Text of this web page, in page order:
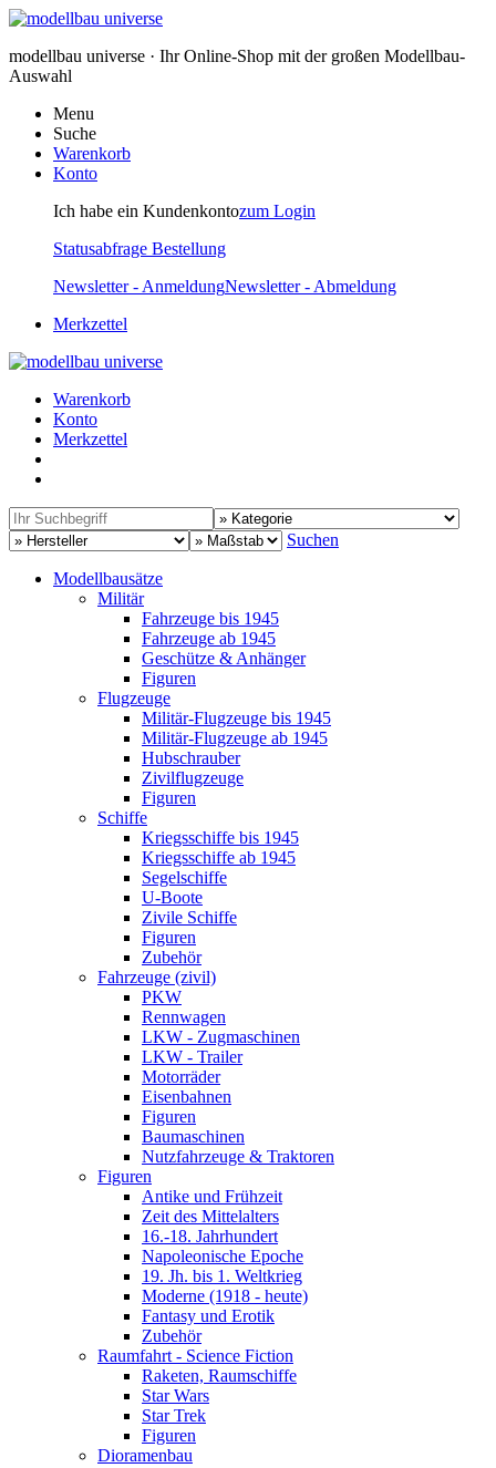
modellbau universe · Ihr Online-Shop mit der großen Modellbau-
Auswahl
Menu
Suche
Warenkorb
Konto
Ich habe ein Kundenkontozum Login
Statusabfrage Bestellung
Newsletter - AnmeldungNewsletter - Abmeldung
Merkzettel
Warenkorb
Konto
Merkzettel
Suchen
Modellbausätze
Militär
Fahrzeuge bis 1945
Fahrzeuge ab 1945
Geschütze & Anhänger
Figuren
Flugzeuge
Militär-Flugzeuge bis 1945
Militär-Flugzeuge ab 1945
Hubschrauber
Zivilflugzeuge
Figuren
Schiffe
Kriegsschiffe bis 1945
Kriegsschiffe ab 1945
Segelschiffe
U-Boote
Zivile Schiffe
Figuren
Zubehör
Fahrzeuge (zivil)
PKW
Rennwagen
LKW - Zugmaschinen
LKW - Trailer
Motorräder
Eisenbahnen
Figuren
Baumaschinen
Nutzfahrzeuge & Traktoren
Figuren
Antike und Frühzeit
Zeit des Mittelalters
16.-18. Jahrhundert
Napoleonische Epoche
19. Jh. bis 1. Weltkrieg
Moderne (1918 - heute)
Fantasy und Erotik
Zubehör
Raumfahrt - Science Fiction
Raketen, Raumschiffe
Star Wars
Star Trek
Figuren
Dioramenbau